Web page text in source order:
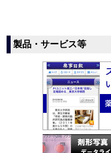
製品・サービス等